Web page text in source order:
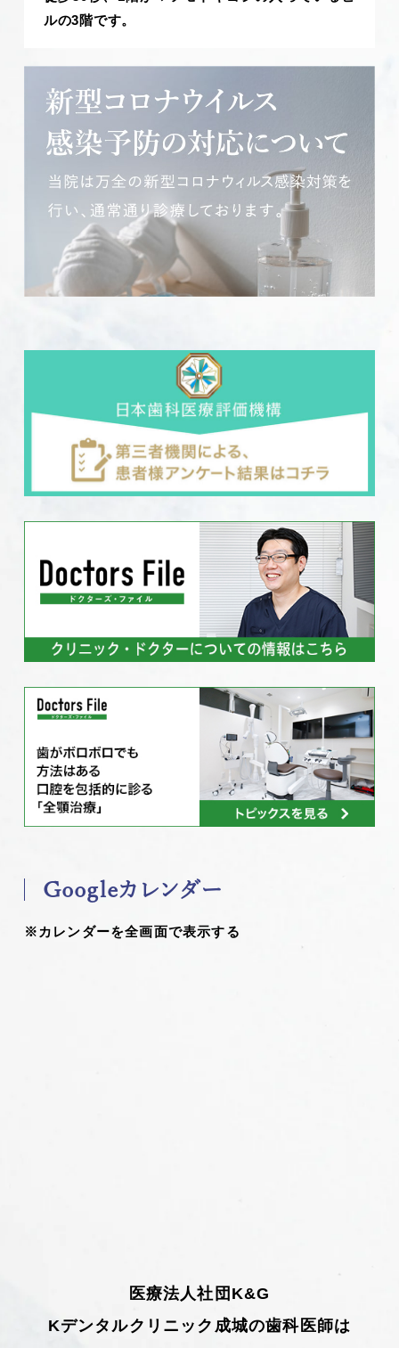
ルの3階です。
Googleカレンダー
※カレンダーを全画面で表示する
医療法人社団K&G
Kデンタルクリニック成城の歯科医師は